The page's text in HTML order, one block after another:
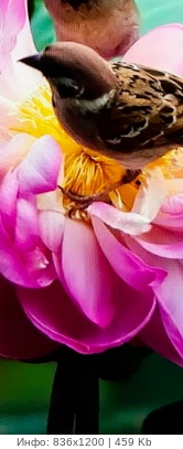
Инфо: 836х1200 | 459 Kb